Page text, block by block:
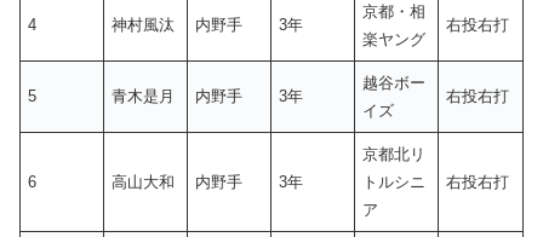
4 神村風汰 内野手 3年
京都・相
楽ヤング
右投右打
5 青木是月 内野手 3年
越谷ボー
イズ
右投右打
6 高山大和 内野手 3年
京都北リ
トルシニ
ア
右投右打